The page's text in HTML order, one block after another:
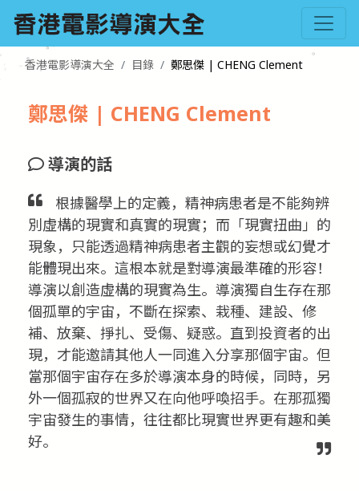
香港電影導演大全 目錄 鄭思傑 | CHENG Clement
鄭思傑 | CHENG Clement
導演的話
根據醫學上的定義，精神病患者是不能夠辨
別虛構的現實和真實的現實；而「現實扭曲」的
現象，只能透過精神病患者主觀的妄想或幻覺才
能體現出來。這根本就是對導演最準確的形容！
導演以創造虛構的現實為生。導演獨自生存在那
個孤單的宇宙，不斷在探索、栽種、建設、修
補、放棄、掙扎、受傷、疑惑。直到投資者的出
現，才能邀請其他人一同進入分享那個宇宙。但
當那個宇宙存在多於導演本身的時候，同時，另
外一個孤寂的世界又在向他呼喚招手。在那孤獨
宇宙發生的事情，往往都比現實世界更有趣和美
好。